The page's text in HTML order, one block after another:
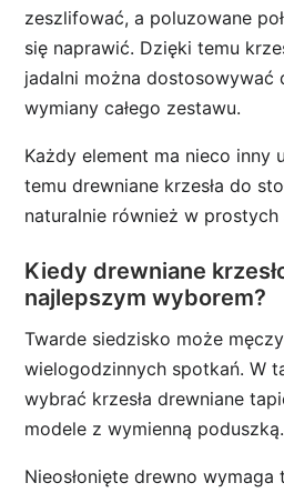
zeszlifować, a poluzowane
się naprawić. Dzięki temu
jadalni można dostosowywać
wymiany całego zestawu.
Każdy element ma nieco inny
temu drewniane krzesła do
naturalnie również w prostych
Kiedy drewniane
najlepszym wyborem?
Twarde siedzisko może
wielogodzinnych spotkań. W
wybrać krzesła drewniane
modele z wymienną poduszką.
Nieosłonięte drewno